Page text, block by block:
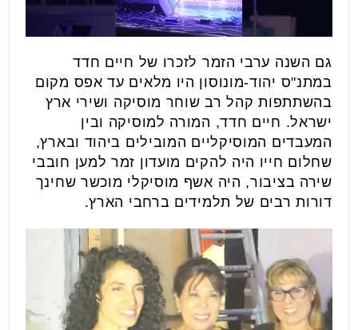
גם השנה ערבי הזמר לזכרו של חיים חדד
במתנ"ס יהוד-מונוסון היו מלאים עד אפס מקום
בהשתתפות קהל רב שוחר מוסיקה ושירי ארץ
ישראל. חיים חדד, המורה למוסיקה ובין
המעבדים המוסיקליים המובילים ביהוד ובארץ,
שחלום חייו היה להקים מועדון זמר למען חובבי
שירה בציבור, היה אשף מוסיקלי מוכשר שחינך
דורות רבים של תלמידים ברחבי הארץ.